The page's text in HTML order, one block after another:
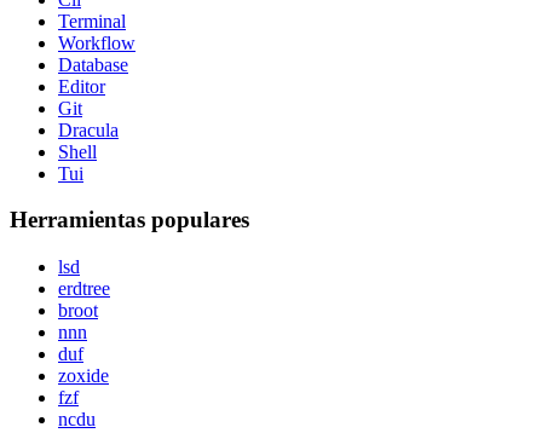
Terminal
Workflow
Database
Editor
Git
Dracula
Shell
Tui
Herramientas populares
lsd
erdtree
broot
nnn
duf
zoxide
fzf
ncdu